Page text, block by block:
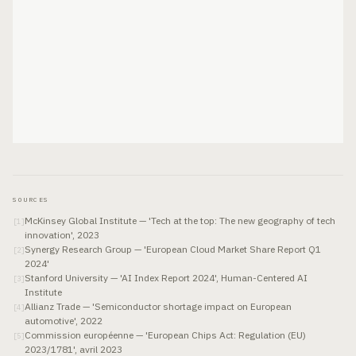
SOURCES
[1 ]McKinsey Global Institute — 'Tech at the top: The new geography of tech
innovation', 2023
[2]Synergy Research Group — 'European Cloud Market Share Report Q1
2024'
[ 3]Stanford University — 'AI Index Report 2024', Human-Centered AI
Institute
[4 ]Allianz Trade — 'Semiconductor shortage impact on European
automotive', 2022
[5]Commission européenne — 'European Chips Act: Regulation (EU)
2023/1781', avril 2023